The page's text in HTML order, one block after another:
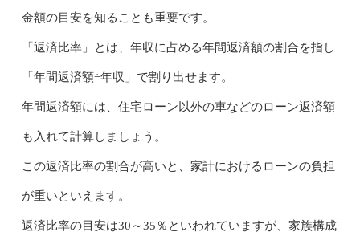
金額の目安を知ることも重要です。
「返済比率」とは、年収に占める年間返済額の割合を指し
「年間返済額÷年収」で割り出せます。
年間返済額には、住宅ローン以外の車などのローン返済額
も入れて計算しましょう。
この返済比率の割合が高いと、家計におけるローンの負担
が重いといえます。
返済比率の目安は30～35％といわれていますが、家族構成